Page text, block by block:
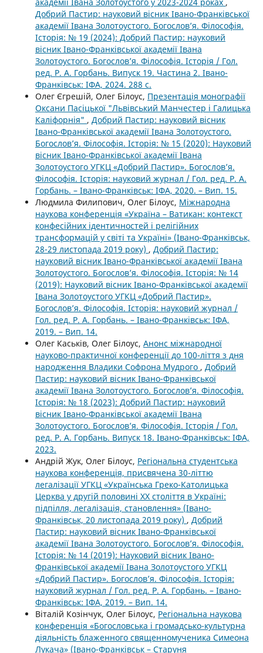
Добрий Пастир: науковий вісник Івано-Франківської
академії Івана Золотоустого. Богослов’я. Філософія.
Історія: № 19 (2024): Добрий Пастир: науковий
вісник Івано-Франківської академії Івана
Золотоустого. Богослов’я. Філософія. Історія / Гол.
ред. Р. А. Горбань. Випуск 19. Частина 2. Івано-
Франківськ: ІФА, 2024. 288 с.
Олег Єгрешій, Олег Білоус, Презентація монографії
Оксани Пасіцької "Львівський Манчестер і Галицька
Каліфорнія" , Добрий Пастир: науковий вісник
Івано-Франківської академії Івана Золотоустого.
Богослов’я. Філософія. Історія: № 15 (2020): Науковий
вісник Івано-Франківської академії Івана
Золотоустого УГКЦ «Добрий Пастир». Богослов’я.
Філософія. Історія: науковий журнал / Гол. ред. Р. А.
Горбань. – Івано-Франківськ: ІФА, 2020. – Вип. 15.
Людмила Филипович, Олег Білоус, Міжнародна
наукова конференція «Україна – Ватикан: контекст
конфесійних ідентичностей і релігійних
трансформацій у світі та Україні» (Івано-Франківськ,
28-29 листопада 2019 року) , Добрий Пастир:
науковий вісник Івано-Франківської академії Івана
Золотоустого. Богослов’я. Філософія. Історія: № 14
(2019): Науковий вісник Івано-Франківської академії
Івана Золотоустого УГКЦ «Добрий Пастир».
Богослов’я. Філософія. Історія: науковий журнал /
Гол. ред. Р. А. Горбань. – Івано-Франківськ: ІФА,
2019. – Вип. 14.
Олег Каськів, Олег Білоус, Анонс міжнародної
науково-практичної конференції до 100-ліття з дня
народження Владики Софрона Мудрого , Добрий
Пастир: науковий вісник Івано-Франківської
академії Івана Золотоустого. Богослов’я. Філософія.
Історія: № 18 (2023): Добрий Пастир: науковий
вісник Івано-Франківської академії Івана
Золотоустого. Богослов’я. Філософія. Історія / Гол.
ред. Р. А. Горбань. Випуск 18. Івано-Франківськ: ІФА,
2023.
Андрій Жук, Олег Білоус, Регіональна студентська
наукова конференція, присвячена 30-літтю
легалізації УГКЦ «Українська Греко-Католицька
Церква у другій половині ХХ століття в Україні:
підпілля, легалізація, становлення» (Івано-
Франківськ, 20 листопада 2019 року) , Добрий
Пастир: науковий вісник Івано-Франківської
академії Івана Золотоустого. Богослов’я. Філософія.
Історія: № 14 (2019): Науковий вісник Івано-
Франківської академії Івана Золотоустого УГКЦ
«Добрий Пастир». Богослов’я. Філософія. Історія:
науковий журнал / Гол. ред. Р. А. Горбань. – Івано-
Франківськ: ІФА, 2019. – Вип. 14.
Віталій Козінчук, Олег Білоус, Регіональна наукова
конференція «Богословська і громадсько-культурна
діяльність блаженного священномученика Симеона
Лукача» (Івано-Франківськ – Старуня